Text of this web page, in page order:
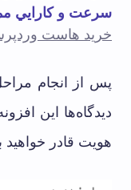
سرعت و کارايي
خرید هاست
پس از انجام
دیدگاه‌ها این
هویت قادر خواهید